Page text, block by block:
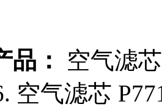
品：
空气滤
空气滤芯